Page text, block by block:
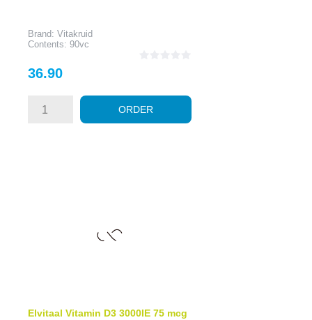
Brand: Vitakruid
Contents: 90vc
Price
36.90
ORDER
Elvitaal Vitamin D3 3000IE 75 mcg